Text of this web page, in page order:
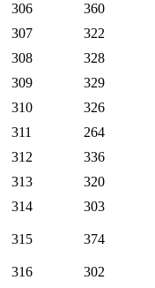
306
360
307
322
308
328
309
329
310
326
311
264
312
336
313
320
314
303
315 374
316 302